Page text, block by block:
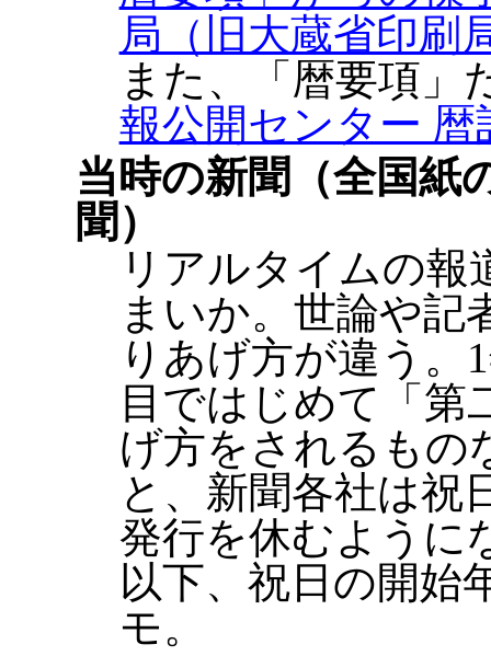
局（旧大蔵省印刷
また、「暦要項」
報公開センター 暦
当時の新聞（全国紙
聞）
リアルタイムの
まいか。世論や記
りあげ方が違う。
目ではじめて「第
げ方をされるもの
と、新聞各社は祝
発行を休むように
以下、祝日の開始
モ。